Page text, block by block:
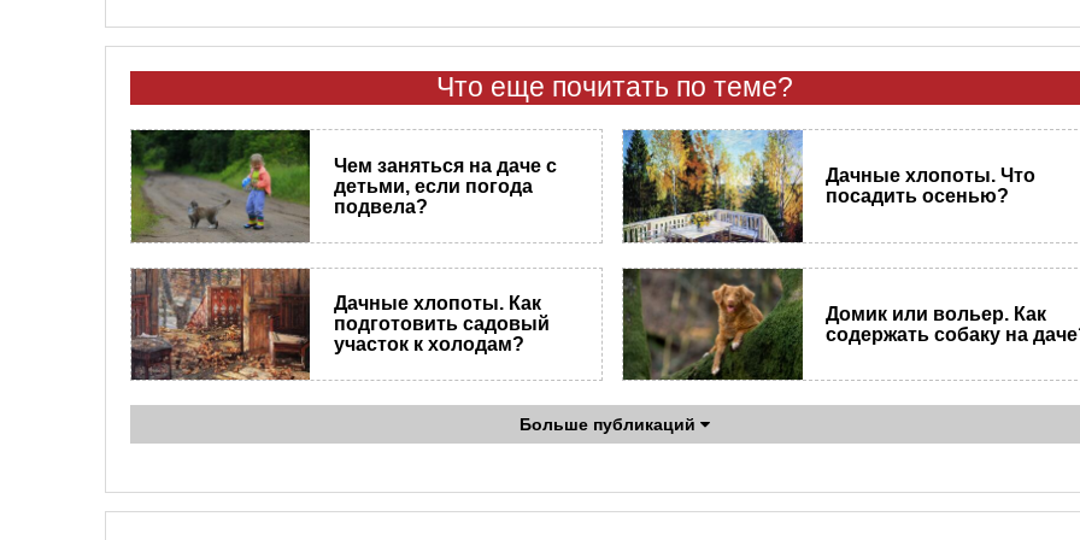
Что еще почитать по теме?
Чем заняться на даче с
детьми, если погода
подвела?
Дачные хлопоты. Что
посадить осенью?
Дачные хлопоты. Как
подготовить садовый
участок к холодам?
Домик или вольер. Как
содержать собаку на
Больше публикаций